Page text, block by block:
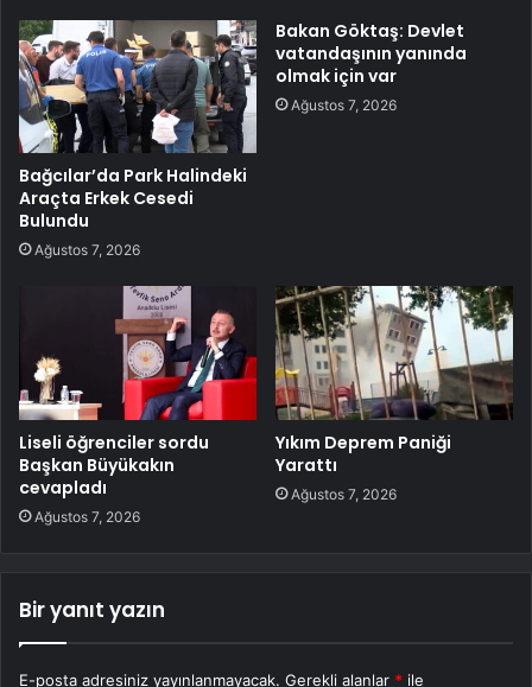
Bağcılar’da Park Halindeki
Araçta Erkek Cesedi
Bulundu
Ağustos 7, 2026
Bakan Göktaş: Devlet
vatandaşının yanında
olmak için var
Ağustos 7, 2026
Liseli öğrenciler sordu
Başkan Büyükakın
cevapladı
Ağustos 7, 2026
Yıkım Deprem Paniği
Yarattı
Ağustos 7, 2026
Bir yanıt yazın
E-posta adresiniz yayınlanmayacak. Gerekli alanlar * ile